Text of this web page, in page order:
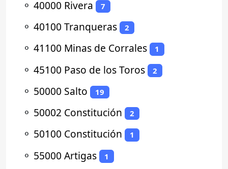
⚬ 40000 Rivera 7
⚬ 40100 Tranqueras 2
⚬ 41100 Minas de Corrales 1
⚬ 45100 Paso de los Toros 2
⚬ 50000 Salto 19
⚬ 50002 Constitución 2
⚬ 50100 Constitución 1
⚬ 55000 Artigas 1